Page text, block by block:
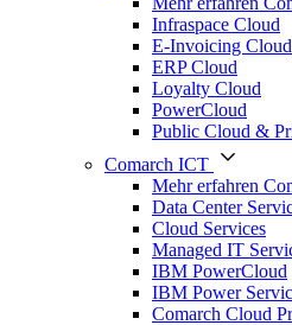
Infraspace Cloud
E-Invoicing Cloud
ERP Cloud
Loyalty Cloud
PowerCloud
Public Cloud &
Comarch ICT
Mehr erfahren
Data Center
Cloud Services
Managed IT
IBM PowerCloud
IBM Power
Comarch Cloud